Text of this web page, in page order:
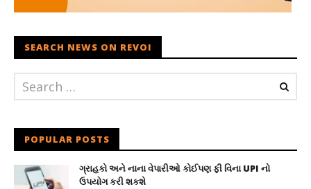
SEARCH NEWS ON REVOI
POPULAR POSTS
ગ્રાહકો અને નાના વેપારીઓ કોઈપણ ફી વિના UPI નો
ઉપયોગ કરી શકશે